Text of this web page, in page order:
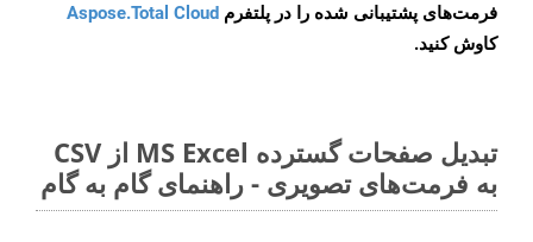
فرمت‌های پشتیبانی شده را در پلتفرم Aspose.Total Cloud
کاوش کنید.
تبدیل صفحات گسترده MS Excel از CSV
به فرمت‌های تصویری - راهنمای گام به گام